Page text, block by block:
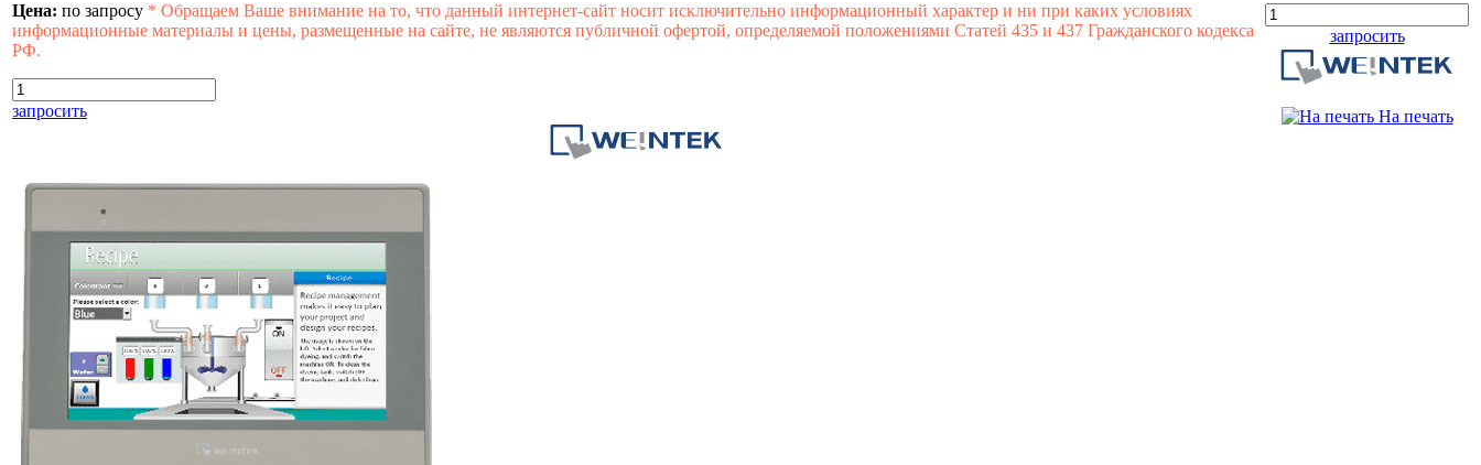
Цена: по запросу * Обращаем Ваше внимание на то, что данный интернет-сайт носит исключительно информационный характер и ни при каких условиях
информационные материалы и цены, размещенные на сайте, не являются публичной офертой, определяемой положениями Статей 435 и 437 Гражданского кодекса
РФ.
запросить
запросить
На печать